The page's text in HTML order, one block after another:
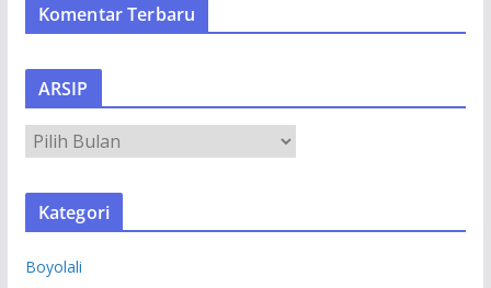
Komentar Terbaru
ARSIP
R
S
Kategori
Boyolali